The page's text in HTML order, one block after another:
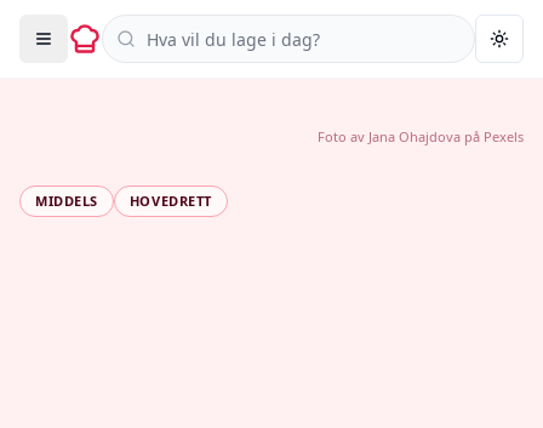
Søk i oppskrifter
MIDDELS HOVEDRETT
Foto av Jana Ohajdova på Pexels